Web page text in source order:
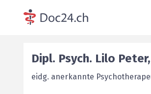
Dipl. Psych. Lilo Peter,
eidg. anerkannte